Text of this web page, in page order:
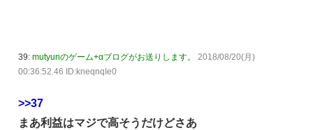
39: mutyunのゲーム+αブログがお送りします。
2018/08/20(月)
00:36:52.46 ID:kneqnqIe0
>>37
まあ利益はマジで高そうだけどさあ